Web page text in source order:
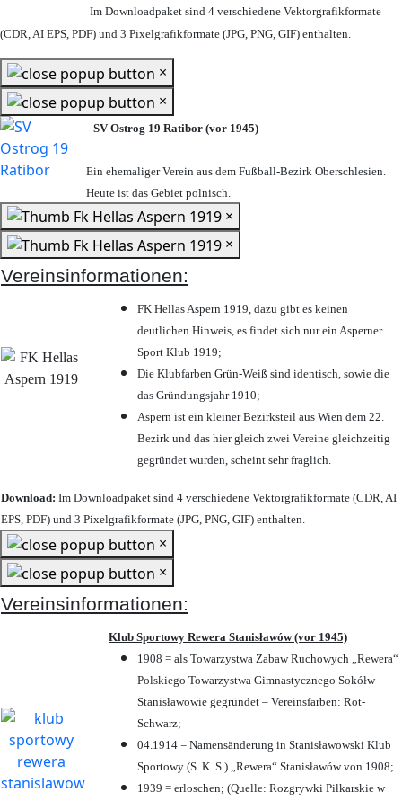
Im Downloadpaket sind 4 verschiedene Vektorgrafikformate
(CDR, AI EPS, PDF) und 3 Pixelgrafikformate (JPG, PNG, GIF) enthalten.
×
×
SV Ostrog 19 Ratibor (vor 1945)
Ein ehemaliger Verein aus dem Fußball-Bezirk Oberschlesien.
Heute ist das Gebiet polnisch.
×
×
Vereinsinformationen:
FK Hellas Aspern 1919, dazu gibt es keinen
deutlichen Hinweis, es findet sich nur ein Asperner
Sport Klub 1919;
Die Klubfarben Grün-Weiß sind identisch, sowie die
das Gründungsjahr 1910;
Aspern ist ein kleiner Bezirksteil aus Wien dem 22.
Bezirk und das hier gleich zwei Vereine gleichzeitig
gegründet wurden, scheint sehr fraglich.
Download: Im Downloadpaket sind 4 verschiedene Vektorgrafikformate (CDR, AI
EPS, PDF) und 3 Pixelgrafikformate (JPG, PNG, GIF) enthalten.
×
×
Vereinsinformationen:
Klub Sportowy Rewera Stanisławów (vor 1945)
1908 = als Towarzystwa Zabaw Ruchowych „Rewera“
Polskiego Towarzystwa Gimnastycznego Sokółw
Stanisławowie gegründet – Vereinsfarben: Rot-
Schwarz;
04.1914 = Namensänderung in Stanisławowski Klub
Sportowy (S. K. S.) „Rewera“ Stanisławów von 1908;
1939 = erloschen; (Quelle: Rozgrywki Piłkarskie w